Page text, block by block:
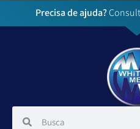
Precisa de ajuda?